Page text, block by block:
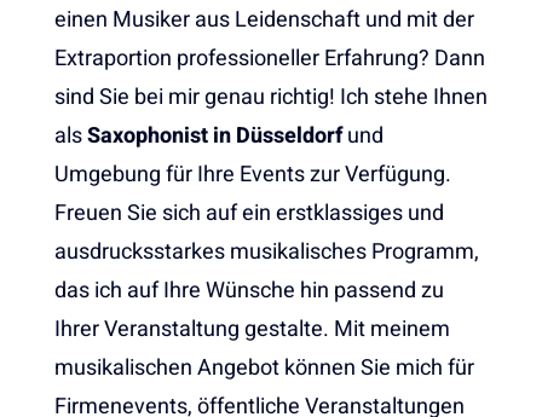
einen Musiker aus Leidenschaft und mit der
Extraportion professioneller Erfahrung? Dann
sind Sie bei mir genau richtig! Ich stehe Ihnen
alsSaxophonist in Düsseldorfund
Umgebung für Ihre Events zur Verfügung.
Freuen Sie sich auf ein erstklassiges und
ausdrucksstarkes musikalisches Programm,
das ich auf Ihre Wünsche hin passend zu
Ihrer Veranstaltung gestalte. Mit meinem
musikalischen Angebot können Sie mich für
Firmenevents, öffentliche Veranstaltungen